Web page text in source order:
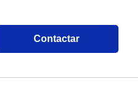
Contactar